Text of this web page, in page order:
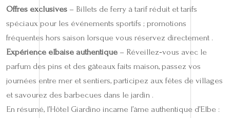
Offres exclusives – Billets de ferry à tarif réduit et tarifs
spéciaux pour les événements sportifs ; promotions
fréquentes hors saison lorsque vous réservez directement .
Expérience elbaise authentique – Réveillez‑vous avec le
parfum des pins et des gâteaux faits maison, passez vos
journées entre mer et sentiers, participez aux fêtes de villages
et savourez des barbecues dans le jardin .
En résumé, l’Hôtel Giardino incarne l’âme authentique d’Elbe :